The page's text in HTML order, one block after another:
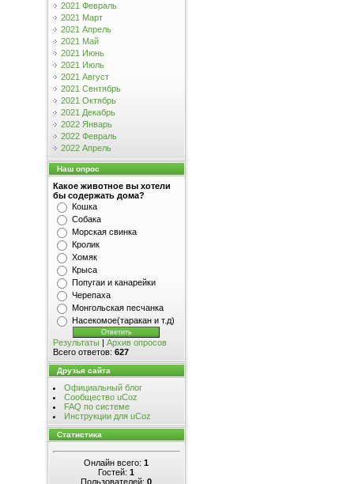
2021 Февраль
2021 Март
2021 Апрель
2021 Май
2021 Июнь
2021 Июль
2021 Август
2021 Сентябрь
2021 Октябрь
2021 Декабрь
2022 Январь
2022 Февраль
2022 Апрель
Наш опрос
Какое животное вы хотели
бы содержать дома?
Кошка
Собака
Морская свинка
Кролик
Хомяк
Крыса
Попугаи и канарейки
Черепаха
Монгольская песчанка
Насекомое(таракан и т.д)
Результаты| Архив опросов
Всего ответов: 627
Друзья сайта
Официальный блог
Сообщество uCoz
FAQ по системе
Инструкции для uCoz
Статистика
Онлайн всего: 1
Гостей: 1
Пользователей: 0